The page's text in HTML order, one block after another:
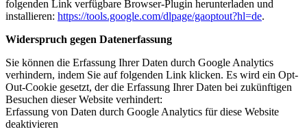
folgenden Link verfügbare Browser-Plugin herunterladen und
installieren: https://tools.google.com/dlpage/gaoptout?hl=de.
Widerspruch gegen Datenerfassung
Sie können die Erfassung Ihrer Daten durch Google Analytics
verhindern, indem Sie auf folgenden Link klicken. Es wird ein Opt-
Out-Cookie gesetzt, der die Erfassung Ihrer Daten bei zukünftigen
Besuchen dieser Website verhindert:
Erfassung von Daten durch Google Analytics für diese Website
deaktivieren